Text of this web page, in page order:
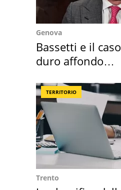
Genova
Bassetti e il
duro affondo
TERRITORIO
Trento